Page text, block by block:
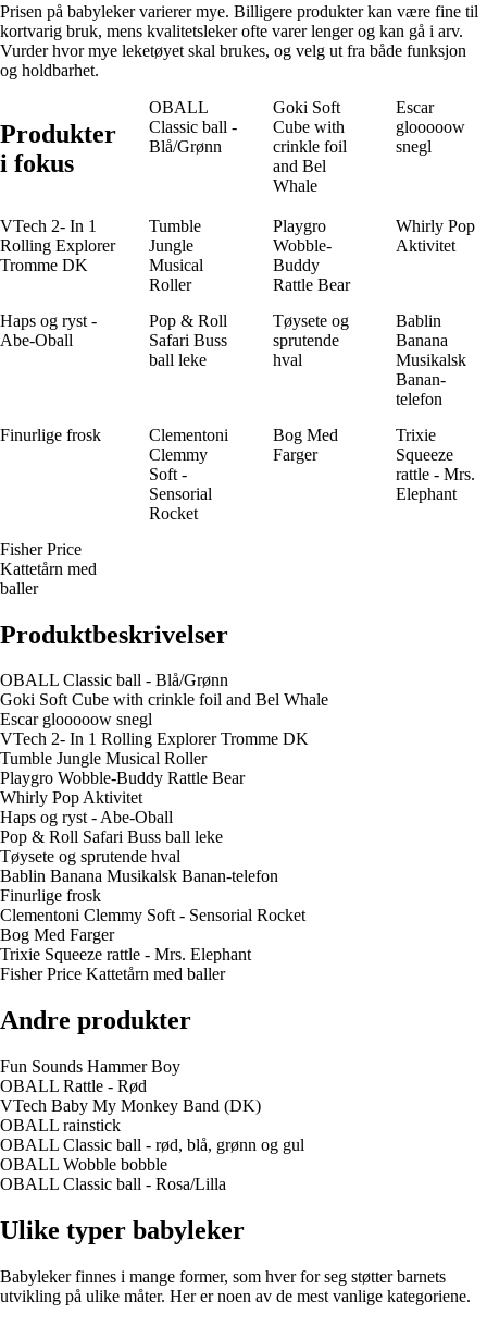
Prisen på babyleker varierer mye. Billigere produkter kan være fine til
kortvarig bruk, mens kvalitetsleker ofte varer lenger og kan gå i arv.
Vurder hvor mye leketøyet skal brukes, og velg ut fra både funksjon
og holdbarhet.
Produkter
i fokus
OBALL
Classic ball -
Blå/Grønn
Goki Soft
Cube with
crinkle foil
and Bel
Whale
Escar
glooooow
snegl
VTech 2- In 1
Rolling Explorer
Tromme DK
Tumble
Jungle
Musical
Roller
Playgro
Wobble-
Buddy
Rattle Bear
Whirly Pop
Aktivitet
Haps og ryst -
Abe-Oball
Pop & Roll
Safari Buss
ball leke
Tøysete og
sprutende
hval
Bablin
Banana
Musikalsk
Banan-
telefon
Finurlige frosk
Clementoni
Clemmy
Soft -
Sensorial
Rocket
Bog Med
Farger
Trixie
Squeeze
rattle - Mrs.
Elephant
Fisher Price
Kattetårn med
baller
Produktbeskrivelser
OBALL Classic ball - Blå/Grønn
Goki Soft Cube with crinkle foil and Bel Whale
Escar glooooow snegl
VTech 2- In 1 Rolling Explorer Tromme DK
Tumble Jungle Musical Roller
Playgro Wobble-Buddy Rattle Bear
Whirly Pop Aktivitet
Haps og ryst - Abe-Oball
Pop & Roll Safari Buss ball leke
Tøysete og sprutende hval
Bablin Banana Musikalsk Banan-telefon
Finurlige frosk
Clementoni Clemmy Soft - Sensorial Rocket
Bog Med Farger
Trixie Squeeze rattle - Mrs. Elephant
Fisher Price Kattetårn med baller
Andre produkter
Fun Sounds Hammer Boy
OBALL Rattle - Rød
VTech Baby My Monkey Band (DK)
OBALL rainstick
OBALL Classic ball - rød, blå, grønn og gul
OBALL Wobble bobble
OBALL Classic ball - Rosa/Lilla
Ulike typer babyleker
Babyleker finnes i mange former, som hver for seg støtter barnets
utvikling på ulike måter. Her er noen av de mest vanlige kategoriene.